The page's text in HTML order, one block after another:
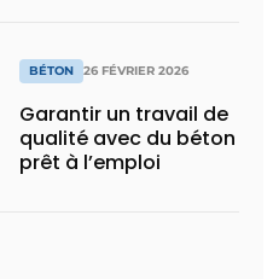
BÉTON 26 FÉVRIER 2026
Garantir un travail de
qualité avec du béton
prêt à l’emploi